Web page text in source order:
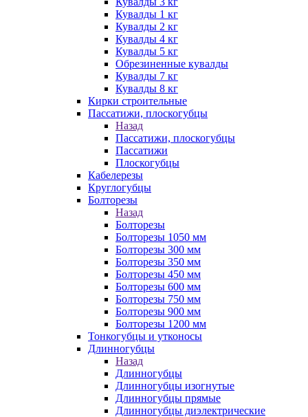
Кувалды 1 кг
Кувалды 2 кг
Кувалды 4 кг
Кувалды 5 кг
Обрезиненные кувалды
Кувалды 7 кг
Кувалды 8 кг
Кирки строительные
Пассатижи, плоскогубцы
Назад
Пассатижи, плоскогубцы
Пассатижи
Плоскогубцы
Кабелерезы
Круглогубцы
Болторезы
Назад
Болторезы
Болторезы 1050 мм
Болторезы 300 мм
Болторезы 350 мм
Болторезы 450 мм
Болторезы 600 мм
Болторезы 750 мм
Болторезы 900 мм
Болторезы 1200 мм
Тонкогубцы и утконосы
Длинногубцы
Назад
Длинногубцы
Длинногубцы изогнутые
Длинногубцы прямые
Длинногубцы диэлектрические